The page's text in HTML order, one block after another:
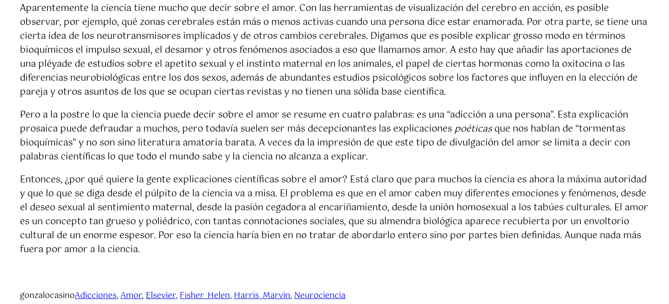
Aparentemente la ciencia tiene mucho que decir sobre el amor. Con las herramientas de visualización del cerebro en acción, es posible
observar, por ejemplo, qué zonas cerebrales están más o menos activas cuando una persona dice estar enamorada. Por otra parte, se tiene una
cierta idea de los neurotransmisores implicados y de otros cambios cerebrales. Digamos que es posible explicar grosso modo en términos
bioquímicos el impulso sexual, el desamor y otros fenómenos asociados a eso que llamamos amor. A esto hay que añadir las aportaciones de
una pléyade de estudios sobre el apetito sexual y el instinto maternal en los animales, el papel de ciertas hormonas como la oxitocina o las
diferencias neurobiológicas entre los dos sexos, además de abundantes estudios psicológicos sobre los factores que influyen en la elección de
pareja y otros asuntos de los que se ocupan ciertas revistas y no tienen una sólida base científica.
Pero a la postre lo que la ciencia puede decir sobre el amor se resume en cuatro palabras: es una “adicción a una persona”. Esta explicación
prosaica puede defraudar a muchos, pero todavía suelen ser más decepcionantes las explicaciones poéticasque nos hablan de “tormentas
bioquímicas” y no son sino literatura amatoria barata. A veces da la impresión de que este tipo de divulgación del amor se limita a decir con
palabras científicas lo que todo el mundo sabe y la ciencia no alcanza a explicar.
Entonces, ¿por qué quiere la gente explicaciones científicas sobre el amor? Está claro que para muchos la ciencia es ahora la máxima autoridad
y que lo que se diga desde el púlpito de la ciencia va a misa. El problema es que en el amor caben muy diferentes emociones y fenómenos, desde
el deseo sexual al sentimiento maternal, desde la pasión cegadora al encariñamiento, desde la unión homosexual a los tabúes culturales. El amor
es un concepto tan grueso y poliédrico, con tantas connotaciones sociales, que su almendra biológica aparece recubierta por un envoltorio
cultural de un enorme espesor. Por eso la ciencia haría bien en no tratar de abordarlo entero sino por partes bien definidas. Aunque nada más
fuera por amor a la ciencia.
gonzalocasinoAdicciones, Amor, Elsevier, Fisher_Helen, Harris_Marvin, Neurociencia